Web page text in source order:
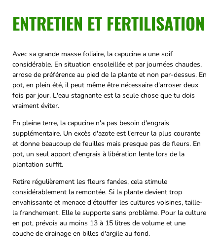
ENTRETIEN ET FERTILISATION
Avec sa grande masse foliaire, la capucine a une soif
considérable. En situation ensoleillée et par journées chaudes,
arrose de préférence au pied de la plante et non par-dessus. En
pot, en plein été, il peut même être nécessaire d'arroser deux
fois par jour. L'eau stagnante est la seule chose que tu dois
vraiment éviter.
En pleine terre, la capucine n'a pas besoin d'engrais
supplémentaire. Un excès d'azote est l'erreur la plus courante
et donne beaucoup de feuilles mais presque pas de fleurs. En
pot, un seul apport d'engrais à libération lente lors de la
plantation suffit.
Retire régulièrement les fleurs fanées, cela stimule
considérablement la remontée. Si la plante devient trop
envahissante et menace d'étouffer les cultures voisines, taille-
la franchement. Elle le supporte sans problème. Pour la culture
en pot, prévois au moins 13 à 15 litres de volume et une
couche de drainage en billes d'argile au fond.